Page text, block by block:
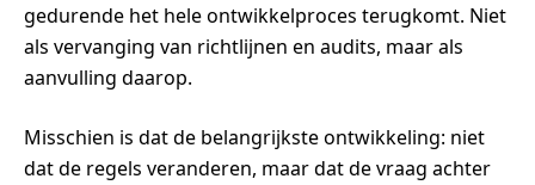
gedurende het hele ontwikkelproces terugkomt. Niet
als vervanging van richtlijnen en audits, maar als
aanvulling daarop.
Misschien is dat de belangrijkste ontwikkeling: niet
dat de regels veranderen, maar dat de vraag achter